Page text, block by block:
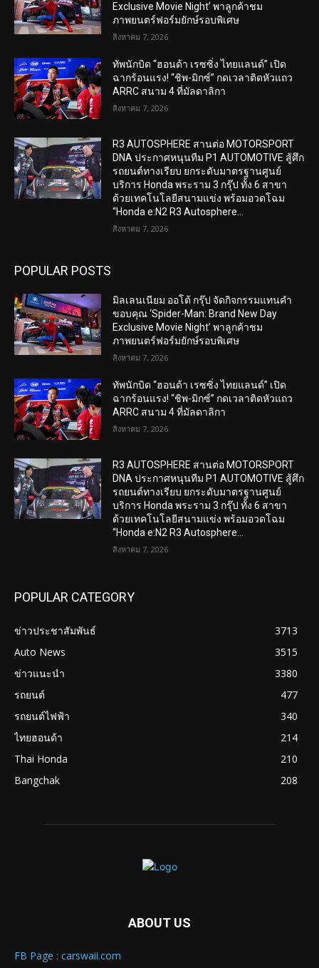
Exclusive Movie Night’ พาลูกค้าชม
ภาพยนตร์ฟอร์มยักษ์รอบพิเศษ
สิงหาคม 7, 2026
ทัพนักบิด “ฮอนด้า เรซซิ่ง ไทยแลนด์” เปิด
ฉากร้อนแรง! “ชิพ-มิกซ์” กดเวลาติดหัวแถว
ARRC สนาม 4 ที่มัลดาลิกา
สิงหาคม 7, 2026
R3 AUTOSPHERE สานต่อ MOTORSPORT
DNA ประกาศหนุนทีม P1 AUTOMOTIVE สู้ศึก
รถยนต์ทางเรียบ ยกระดับมาตรฐานศูนย์
บริการ Honda พระราม 3 กรุ๊ป ทั้ง 6 สาขา
ด้วยเทคโนโลยีสนามแข่ง พร้อมอวดโฉม
“Honda e:N2 R3 Autosphere...
สิงหาคม 7, 2026
POPULAR POSTS
มิลเลนเนียม ออโต้ กรุ๊ป จัดกิจกรรมแทนคำ
ขอบคุณ ‘Spider-Man: Brand New Day
Exclusive Movie Night’ พาลูกค้าชม
ภาพยนตร์ฟอร์มยักษ์รอบพิเศษ
สิงหาคม 7, 2026
ทัพนักบิด “ฮอนด้า เรซซิ่ง ไทยแลนด์” เปิด
ฉากร้อนแรง! “ชิพ-มิกซ์” กดเวลาติดหัวแถว
ARRC สนาม 4 ที่มัลดาลิกา
สิงหาคม 7, 2026
R3 AUTOSPHERE สานต่อ MOTORSPORT
DNA ประกาศหนุนทีม P1 AUTOMOTIVE สู้ศึก
รถยนต์ทางเรียบ ยกระดับมาตรฐานศูนย์
บริการ Honda พระราม 3 กรุ๊ป ทั้ง 6 สาขา
ด้วยเทคโนโลยีสนามแข่ง พร้อมอวดโฉม
“Honda e:N2 R3 Autosphere...
สิงหาคม 7, 2026
POPULAR CATEGORY
ข่าวประชาสัมพันธ์
3713
Auto News
3515
ข่าวแนะนำ
3380
รถยนต์
477
รถยนต์ไฟฟ้า
340
ไทยฮอนด้า
214
Thai Honda
210
Bangchak
208
ABOUT US
FB Page : carswaii.com